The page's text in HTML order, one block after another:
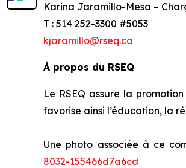
Karina Jaramillo-Mesa –
T : 514 252-3300 #5053
kjaramillo@rseq.ca
À propos du RSEQ
Le RSEQ assure la
favorise ainsi l’éducation, la
Une photo associée à ce
8032-155466d7a6cd